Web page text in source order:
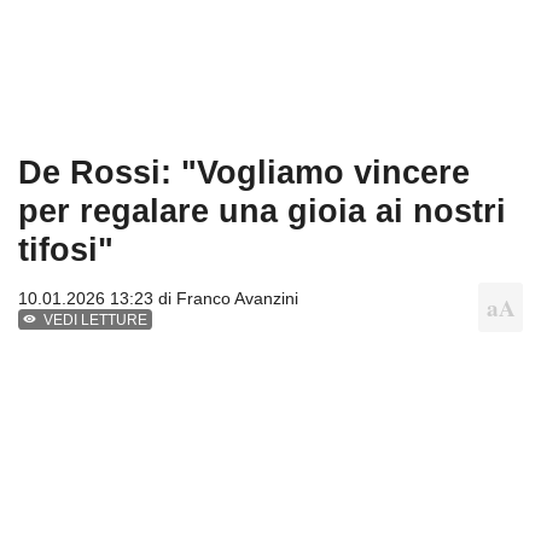
De Rossi: "Vogliamo vincere
per regalare una gioia ai nostri
tifosi"
10.01.2026 13:23 di Franco Avanzini
VEDI LETTURE